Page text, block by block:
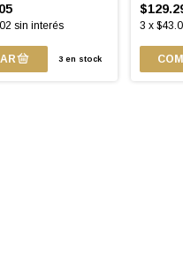
sin interés
3en stock
3 x